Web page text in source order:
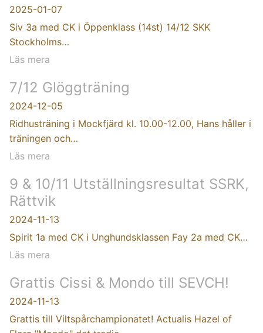
2025-01-07
Siv 3a med CK i Öppenklass (14st) 14/12 SKK
Stockholms…
Läs mera
7/12 Glöggträning
2024-12-05
Ridhusträning i Mockfjärd kl. 10.00-12.00, Hans håller i
träningen och…
Läs mera
9 & 10/11 Utställningsresultat SSRK,
Rättvik
2024-11-13
Spirit 1a med CK i Unghundsklassen Fay 2a med CK…
Läs mera
Grattis Cissi & Mondo till SEVCH!
2024-11-13
Grattis till Viltspårchampionatet! Actualis Hazel of